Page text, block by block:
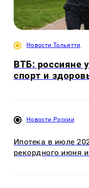
Новости Тольятти
ВТБ: россияне
спорт и
Новости России
Ипотека в июле
рекордного июня